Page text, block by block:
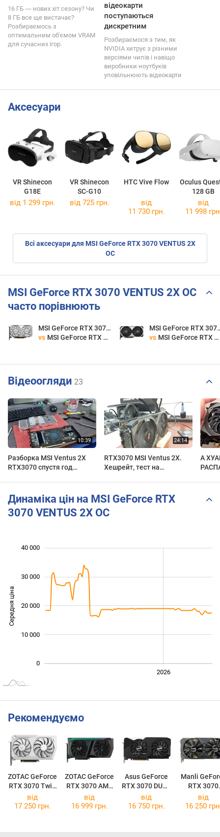
16 ГБ ― нових хіт сезону? Чи
8 ГБ все ще вистачає?
Розбираємось з
оптимальним об'ємом VRAM
для сучасних ігор.
відеокарти
поступаються
дискретним
Розбираємося з тим, як
NVIDIA хитрує з різними
версіями чипів і навіщо
виробники ноутбуків
уповільнюють відеокарти
Аксесуари
VR Shinecon
G18E
VR Shinecon
SC-G10
HTC Vive Flow
Oculus
128 GB
від 1 299 грн. від 725 грн.
від
11 730 грн.
від
11 998
Всі аксесуари для MSI GeForce RTX 3070 VENTUS 2X
OC
MSI GeForce RTX 3070 VENTUS 2X OC
часто порівнюють
MSI GeForce RTX 3070 VENTUS 2X OC
vs MSI GeForce RTX 4060 VENTUS 2X WHITE 8G OC
MSI GeForce
vs MSI GeForce RTX 4070 VENTUS 2X E 12G OC
Відеоогляди 23
Разборка MSI Ventus 2X
RTX3070 спустя год
RTX3070 MSI Ventus 2X.
Хешрейт, тест на
А
Динаміка цін на MSI GeForce RTX
3070 VENTUS 2X OC
Середня ціна 10 000
0
10 000
20 000
30 000
40 000
2026
Рекомендуємо
ZOTAC GeForce
RTX 3070 Twin
Edge OC White
ZOTAC GeForce
RTX 3070 AMP
Holo LHR
Asus GeForce
RTX 3070 DUAL
OC
Manli
RTX 3070
6RGHPPP-
M2479
від
17 250 грн.
від
16 999 грн.
від
16 750 грн.
від
16 250